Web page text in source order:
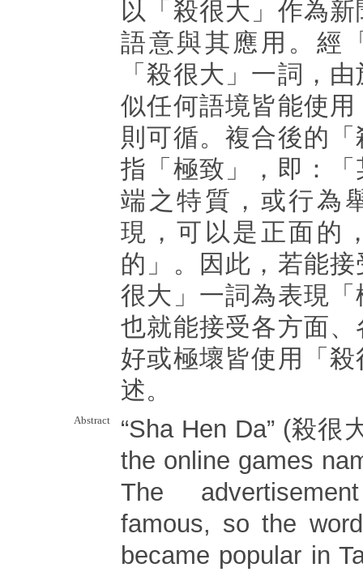
以「殺很大」作為
語意與其應用。經
「殺很大」一詞，
似任何語境皆能使
則可循。複合後的
指「極致」，即：
端之特質，或行為
現，可以是正面的
的」。因此，若能
很大」一詞為表現
也就能接受各方面
好或極壞皆使用「
述。
Abstract
“Sha Hen Da” (殺很
the online games
The
famous, so the
became popular in